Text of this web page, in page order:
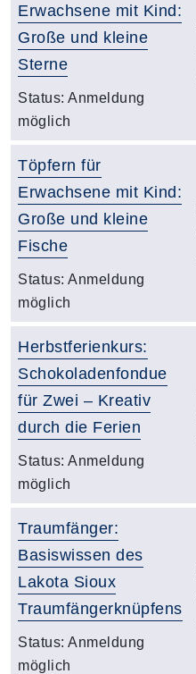
Erwachsene mit Kind:
Große und kleine
Sterne
Status: Anmeldung
möglich
Töpfern für
Erwachsene mit Kind:
Große und kleine
Fische
Status: Anmeldung
möglich
Herbstferienkurs:
Schokoladenfondue
für Zwei – Kreativ
durch die Ferien
Status: Anmeldung
möglich
Traumfänger:
Basiswissen des
Lakota Sioux
Traumfängerknüpfens
Status: Anmeldung
möglich